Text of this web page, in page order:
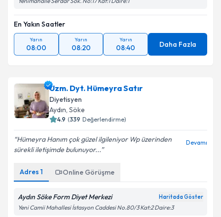
Takvim Talebini Gönder
En Yakın Saatler
Yarın
08:00
Yarın
08:20
Yarın
08:40 Daha Fazla
Uzm. Dyt. Hümeyra Satır
Diyetisyen
Aydın,Söke
( Değerlendirme)
Hümeyra Hanım çok güzel ilgileniyor Wp üzerinden
sürekli iletişimde bulunuyor...
Adres 1 Online Görüşme
Aydın Söke Form Diyet Merkezi
Yeni Camii Mahallesi İstasyon Caddesi No.80/3 Kat:2 Daire:3